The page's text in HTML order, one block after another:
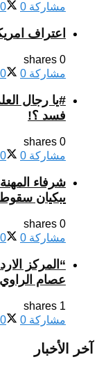
مشاركة 0
0
اعتراف
0 shares
مشاركة 0
0
#يا رجال
فسد ؟!
0 shares
مشاركة 0
0
شرفاء
يبكيان سقوط
0 shares
مشاركة 0
0
“المركز
عصام الراوي
1 shares
مشاركة 0
0
آخر الأخبار